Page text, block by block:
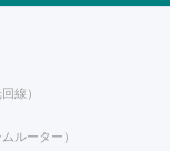
回線）
ムルーター）